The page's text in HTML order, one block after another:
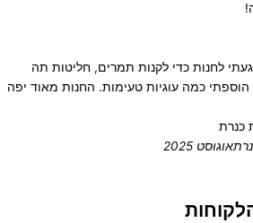
לחנות כדי לקנות תמרים, חליטות תה
הוספתי כמה עוגיות טעימות. החנות מאוד יפה
אוגוסט 2025